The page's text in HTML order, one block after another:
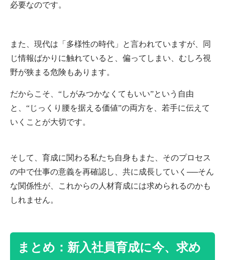
必要なのです。
また、現代は「多様性の時代」と言われていますが、同
じ情報ばかりに触れていると、偏ってしまい、むしろ視
野が狭まる危険もあります。
だからこそ、“しがみつかなくてもいい”という自由
と、“じっくり腰を据える価値”の両方を、若手に伝えて
いくことが大切です。
そして、育成に関わる私たち自身もまた、そのプロセス
の中で仕事の意義を再確認し、共に成長していく──そん
な関係性が、これからの人材育成には求められるのかも
しれません。
まとめ：新入社員育成に今、求め